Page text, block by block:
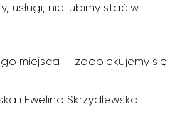
usługi, nie lubimy stać w
miejsca - zaopiekujemy się
i Ewelina Skrzydlewska